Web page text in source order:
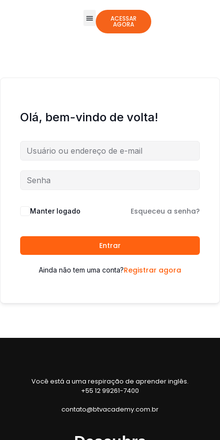
ACESSAR
AGORA
Olá, bem-vindo de volta!
Manter logado Esqueceu a senha?
Entrar
Ainda não tem uma conta?Registrar agora
Você está a uma respiração de aprender inglês.
+55 12 99261-7400
contato@btvacademy.com.br